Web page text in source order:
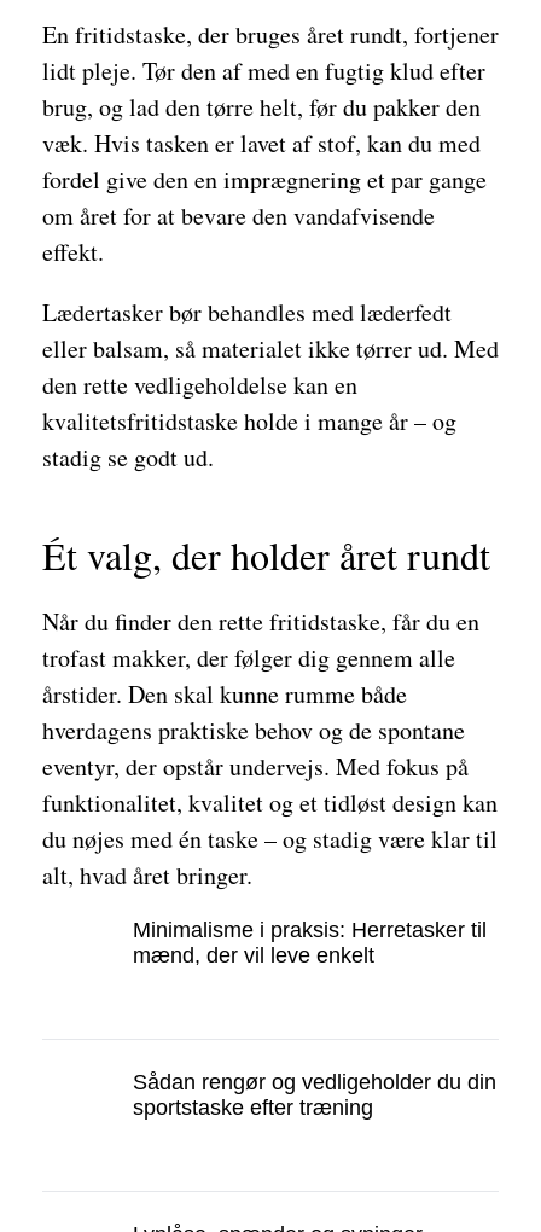
En fritidstaske, der bruges året rundt, fortjener
lidt pleje. Tør den af med en fugtig klud efter
brug, og lad den tørre helt, før du pakker den
væk. Hvis tasken er lavet af stof, kan du med
fordel give den en imprægnering et par gange
om året for at bevare den vandafvisende
effekt.
Lædertasker bør behandles med læderfedt
eller balsam, så materialet ikke tørrer ud. Med
den rette vedligeholdelse kan en
kvalitetsfritidstaske holde i mange år – og
stadig se godt ud.
Ét valg, der holder året rundt
Når du finder den rette fritidstaske, får du en
trofast makker, der følger dig gennem alle
årstider. Den skal kunne rumme både
hverdagens praktiske behov og de spontane
eventyr, der opstår undervejs. Med fokus på
funktionalitet, kvalitet og et tidløst design kan
du nøjes med én taske – og stadig være klar til
alt, hvad året bringer.
Minimalisme i praksis: Herretasker til
mænd, der vil leve enkelt
Sådan rengør og vedligeholder du din
sportstaske efter træning